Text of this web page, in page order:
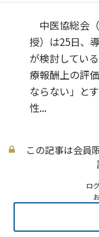
中医協総会
授）は25日、
が検討してい
療報酬上の評
ならない」と
性...
この記事は会員
ロ